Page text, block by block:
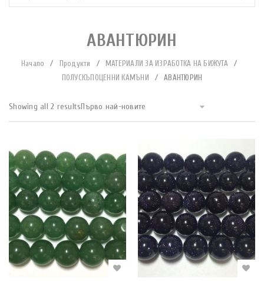
АВАНТЮРИН
Начало / Продукти / МАТЕРИАЛИ ЗА ИЗРАБОТКА НА БИЖУТА
/
ПОЛУСКЪПОЦЕННИ КАМЪНИ
/ АВАНТЮРИН
Showing all 2 resultsПърво най-новите